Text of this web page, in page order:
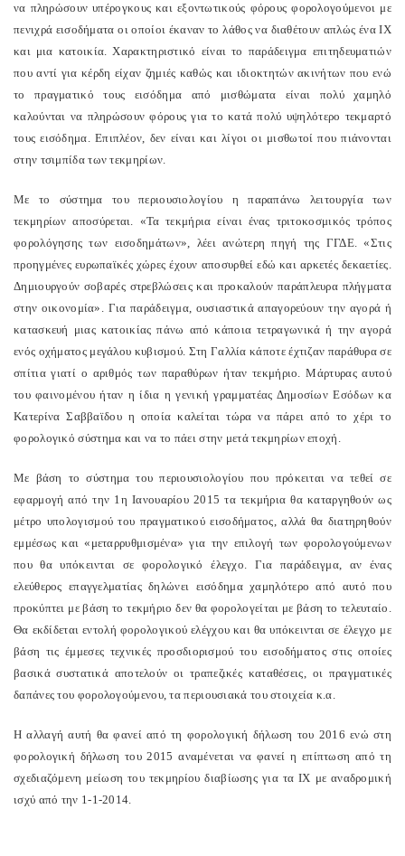
να πληρώσουν υπέρογκους και εξοντωτικούς φόρους φορολογούμενοι με
πενιχρά εισοδήματα οι οποίοι έκαναν το λάθος να διαθέτουν απλώς ένα ΙΧ
και μια κατοικία. Χαρακτηριστικό είναι το παράδειγμα επιτηδευματιών
που αντί για κέρδη είχαν ζημιές καθώς και ιδιοκτητών ακινήτων που ενώ
το πραγματικό τους εισόδημα από μισθώματα είναι πολύ χαμηλό
καλούνται να πληρώσουν φόρους για το κατά πολύ υψηλότερο τεκμαρτό
τους εισόδημα. Επιπλέον, δεν είναι και λίγοι οι μισθωτοί που πιάνονται
στην τσιμπίδα των τεκμηρίων.
Με το σύστημα του περιουσιολογίου η παραπάνω λειτουργία των
τεκμηρίων αποσύρεται. «Τα τεκμήρια είναι ένας τριτοκοσμικός τρόπος
φορολόγησης των εισοδημάτων», λέει ανώτερη πηγή της ΓΓΔΕ. «Στις
προηγμένες ευρωπαϊκές χώρες έχουν αποσυρθεί εδώ και αρκετές δεκαετίες.
Δημιουργούν σοβαρές στρεβλώσεις και προκαλούν παράπλευρα πλήγματα
στην οικονομία». Για παράδειγμα, ουσιαστικά απαγορεύουν την αγορά ή
κατασκευή μιας κατοικίας πάνω από κάποια τετραγωνικά ή την αγορά
ενός οχήματος μεγάλου κυβισμού. Στη Γαλλία κάποτε έχτιζαν παράθυρα σε
σπίτια γιατί ο αριθμός των παραθύρων ήταν τεκμήριο. Μάρτυρας αυτού
του φαινομένου ήταν η ίδια η γενική γραμματέας Δημοσίων Εσόδων κα
Κατερίνα Σαββαϊδου η οποία καλείται τώρα να πάρει από το χέρι το
φορολογικό σύστημα και να το πάει στην μετά τεκμηρίων εποχή.
Με βάση το σύστημα του περιουσιολογίου που πρόκειται να τεθεί σε
εφαρμογή από την 1η Ιανουαρίου 2015 τα τεκμήρια θα καταργηθούν ως
μέτρο υπολογισμού του πραγματικού εισοδήματος, αλλά θα διατηρηθούν
εμμέσως και «μεταρρυθμισμένα» για την επιλογή των φορολογούμενων
που θα υπόκεινται σε φορολογικό έλεγχο. Για παράδειγμα, αν ένας
ελεύθερος επαγγελματίας δηλώνει εισόδημα χαμηλότερο από αυτό που
προκύπτει με βάση το τεκμήριο δεν θα φορολογείται με βάση το τελευταίο.
Θα εκδίδεται εντολή φορολογικού ελέγχου και θα υπόκεινται σε έλεγχο με
βάση τις έμμεσες τεχνικές προσδιορισμού του εισοδήματος στις οποίες
βασικά συστατικά αποτελούν οι τραπεζικές καταθέσεις, οι πραγματικές
δαπάνες του φορολογούμενου, τα περιουσιακά του στοιχεία κ.α.
Η αλλαγή αυτή θα φανεί από τη φορολογική δήλωση του 2016 ενώ στη
φορολογική δήλωση του 2015 αναμένεται να φανεί η επίπτωση από τη
σχεδιαζόμενη μείωση του τεκμηρίου διαβίωσης για τα ΙΧ με αναδρομική
ισχύ από την 1-1-2014.